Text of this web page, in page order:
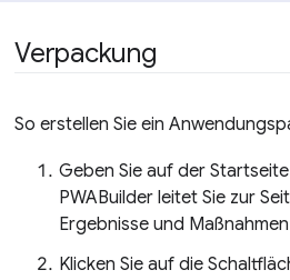
Verpackung
So erstellen Sie ein
Geben Sie auf der
PWABuilder leitet Sie zur
Ergebnisse und
Klicken Sie auf die